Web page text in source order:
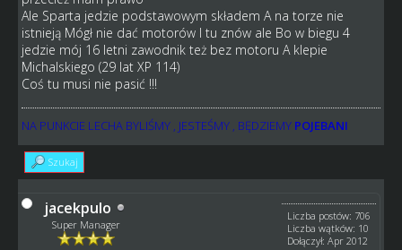
Ale Sparta jedzie podstawowym składem A na torze nie
istnieją Mógł nie dać motorów I tu znów ale Bo w biegu 4
jedzie mój 16 letni zawodnik też bez motoru A klepie
Michalskiego (29 lat XP 114)
Coś tu musi nie pasić !!!
NA PUNKCIE LECHA BYLIŚMY , JESTEŚMY , BĘDZIEMY POJEBANI
Szukaj
jacekpulo
Super Manager
Liczba postów: 706
Liczba wątków: 10
Dołączył: Apr 2012